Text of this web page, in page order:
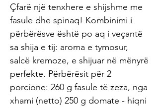
Çfarë një tenxhere e shijshme me
fasule dhe spinaq! Kombinimi i
përbërësve është po aq i veçantë
sa shija e tij: aroma e tymosur,
salcë kremoze, e shijuar në mënyrë
perfekte. Përbërësit për 2
porcione: 260 g fasule të zeza, nga
xhami (netto) 250 g domate - hiqni